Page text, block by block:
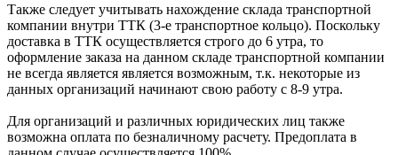
Также следует учитывать нахождение склада транспортной
компании внутри ТТК (3-е транспортное кольцо). Поскольку
доставка в ТТК осуществляется строго до 6 утра, то
оформление заказа на данном складе транспортной компании
не всегда является является возможным, т.к. некоторые из
данных организаций начинают свою работу с 8-9 утра.
Для организаций и различных юридических лиц также
возможна оплата по безналичному расчету. Предоплата в